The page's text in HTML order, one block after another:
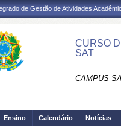
de Gestão de Atividades
CURSO
SAT
CAMPUS
Ensino Calendário Notícias